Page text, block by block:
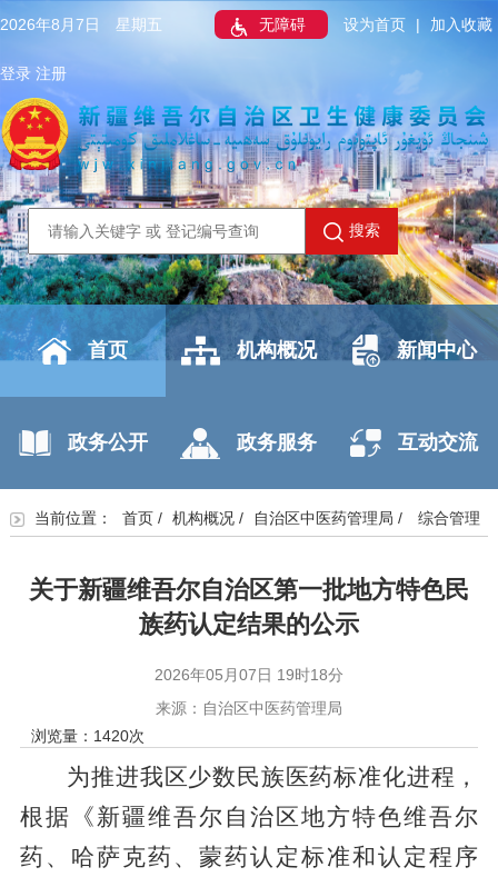
2026年8月7日 星期五 无障碍 设为首页 | 加入收藏
登录 注册
搜索
首页 机构概况 新闻中心
政务公开 政务服务 互动交流
当前位置： 首页/ 机构概况/ 自治区中医药管理局 / 综合管理
关于新疆维吾尔自治区第一批地方特色民
族药认定结果的公示
2026年05月07日 19时18分
来源：自治区中医药管理局
浏览量： 1420次
为推进我区少数民族医药标准化进程，
根据《新疆维吾尔自治区地方特色维吾尔
药、哈萨克药、蒙药认定标准和认定程序